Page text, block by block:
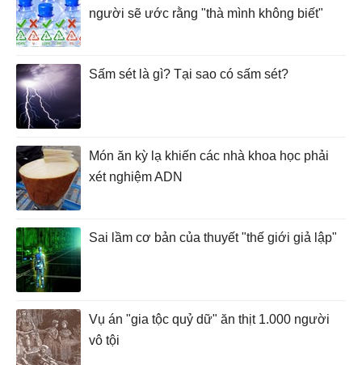
người sẽ ước rằng "thà mình không biết"
Sấm sét là gì? Tại sao có sấm sét?
Món ăn kỳ lạ khiến các nhà khoa học phải
xét nghiệm ADN
Sai lầm cơ bản của thuyết "thế giới giả lập"
Vụ án "gia tộc quỷ dữ" ăn thịt 1.000 người
vô tội